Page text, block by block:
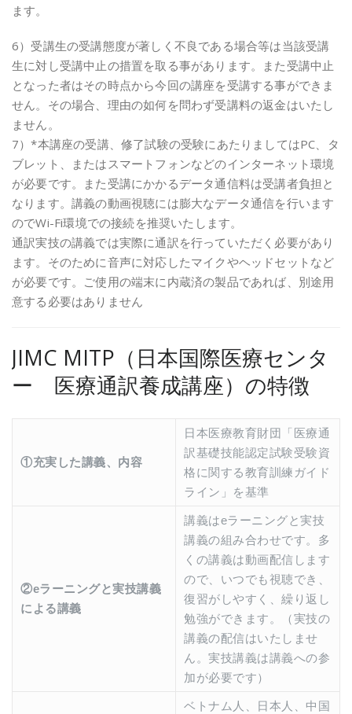
ます。
6）受講生の受講態度が著しく不良である場合等は当該受講
生に対し受講中止の措置を取る事があります。また受講中止
となった者はその時点から今回の講座を受講する事ができま
せん。その場合、理由の如何を問わず受講料の返金はいたし
ません。
7）*本講座の受講、修了試験の受験にあたりましてはPC、タ
ブレット、またはスマートフォンなどのインターネット環境
が必要です。また受講にかかるデータ通信料は受講者負担と
なります。講義の動画視聴には膨大なデータ通信を行います
のでWi-Fi環境での接続を推奨いたします。
通訳実技の講義では実際に通訳を行っていただく必要があり
ます。そのために音声に対応したマイクやヘッドセットなど
が必要です。ご使用の端末に内蔵済の製品であれば、別途用
意する必要はありません
JIMC MITP（日本国際医療センタ
ー 医療通訳養成講座）の特徴
①充実した講義、内容
日本医療教育財団「医療通
訳基礎技能認定試験受験資
格に関する教育訓練ガイド
ライン」を基準
②eラーニングと実技講義
による講義
講義はeラーニングと実技
講義の組み合わせです。多
くの講義は動画配信します
ので、いつでも視聴でき、
復習がしやすく、繰り返し
勉強ができます。（実技の
講義の配信はいたしませ
ん。実技講義は講義への参
加が必要です）
ベトナム人、日本人、中国